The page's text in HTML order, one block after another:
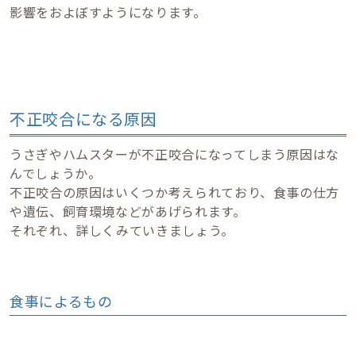
影響をおよぼすようになります。
不正咬合になる原因
うさぎやハムスターが不正咬合になってしまう原因はな
んでしょうか。
不正咬合の原因はいくつか考えられており、食事の仕方
や遺伝、飼育環境などがあげられます。
それぞれ、詳しくみていきましょう。
食事によるもの